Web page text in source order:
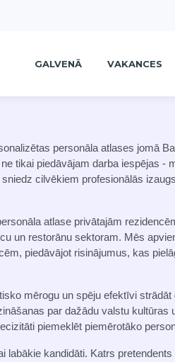
GALVENĀ VAKANCES
personāla atlases jomā
tikai piedāvājam darba iespējas -
cilvēkiem profesionālās
atlase privātajām
un restorānu sektoram. Mēs
piedāvājot risinājumus, kas
mērogu un spēju efektīvi strādāt
par dažādu valstu kultūras
piemeklēt piemērotāko
labākie kandidāti. Katrs